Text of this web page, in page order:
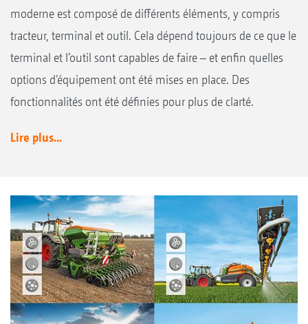
moderne est composé de différents éléments, y compris
tracteur, terminal et outil. Cela dépend toujours de ce que le
terminal et l’outil sont capables de faire – et enfin quelles
options d’équipement ont été mises en place. Des
fonctionnalités ont été définies pour plus de clarté.
Lire plus...